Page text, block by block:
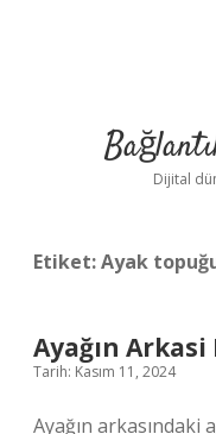
Dijital
Etiket:Ayak
Ayağın
Tarih: Kasım 11, 2024
Ayağın arkasındaki